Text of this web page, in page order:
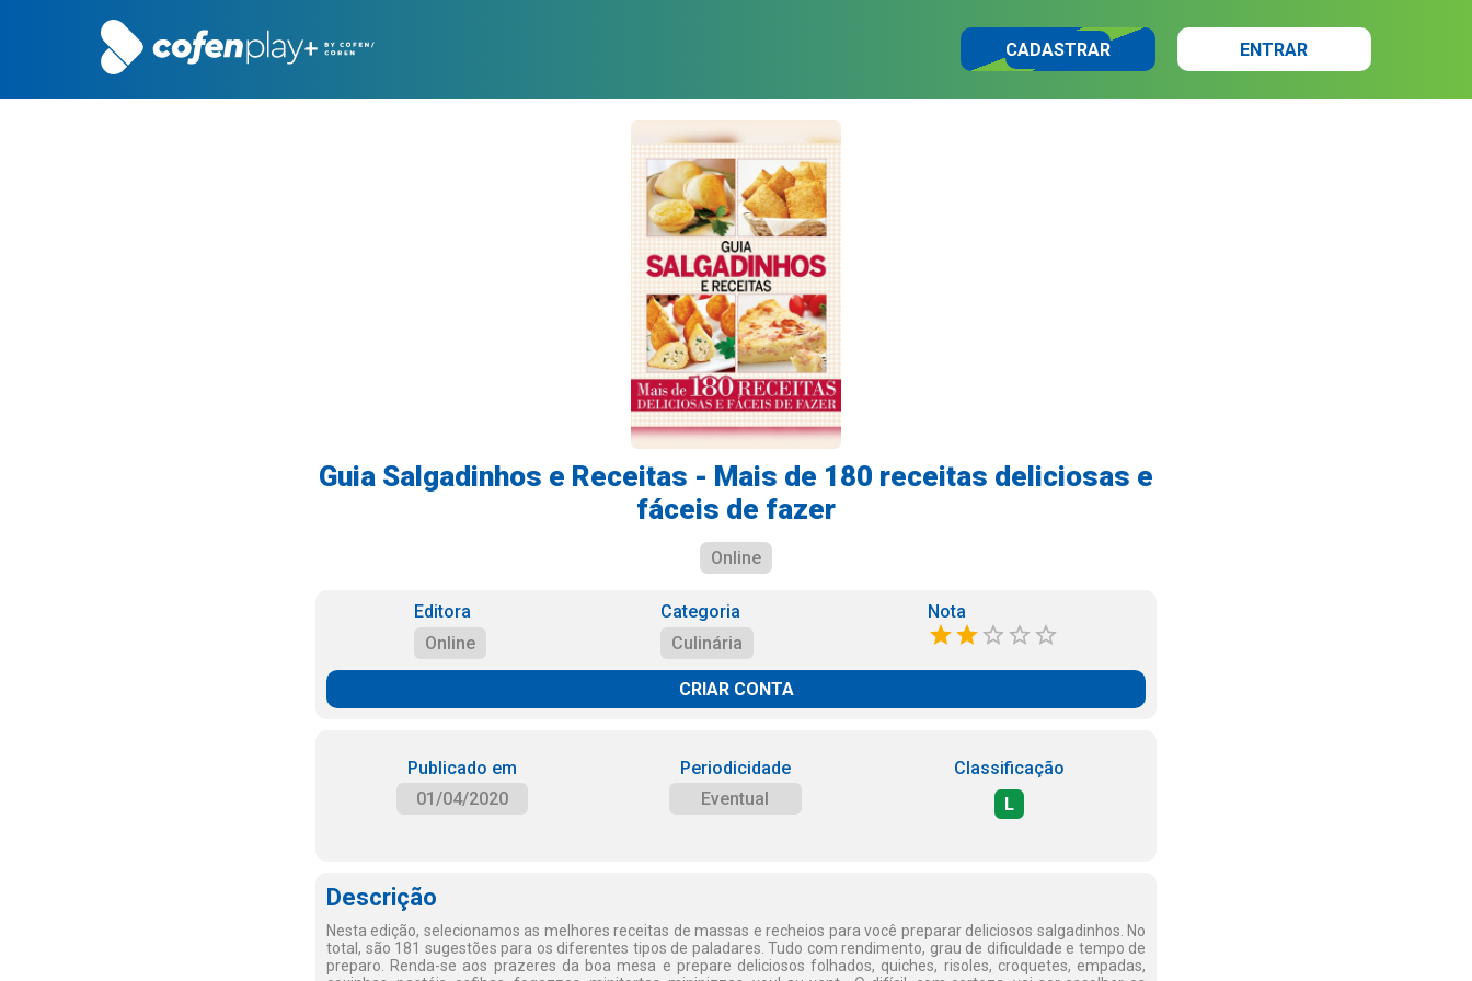
CADASTRAR ENTRAR
Guia Salgadinhos e Receitas - Mais de 180 receitas deliciosas e
fáceis de fazer
Online
Editora
Online
Categoria
Culinária
Nota
CRIAR CONTA
Publicado em
01/04/2020
Periodicidade
Eventual
Classificação
L
Descrição
Nesta edição, selecionamos as melhores receitas de massas e recheios para você preparar deliciosos salgadinhos. No
total, são 181 sugestões para os diferentes tipos de paladares. Tudo com rendimento, grau de dificuldade e tempo de
preparo. Renda-se aos prazeres da boa mesa e prepare deliciosos folhados, quiches, risoles, croquetes, empadas,